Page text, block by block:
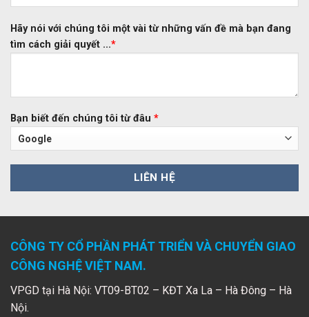
Hãy nói với chúng tôi một vài từ những vấn đề mà bạn đang
tìm cách giải quyết ...*
Bạn biết đến chúng tôi từ đâu *
CÔNG TY CỔ PHẦN PHÁT TRIỂN VÀ CHUYỂN GIAO
CÔNG NGHỆ VIỆT NAM.
VPGD tại Hà Nội: VT09-BT02 – KĐT Xa La – Hà Đông – Hà
Nội.